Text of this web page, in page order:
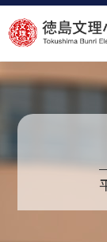
コ
ン
テ
へ